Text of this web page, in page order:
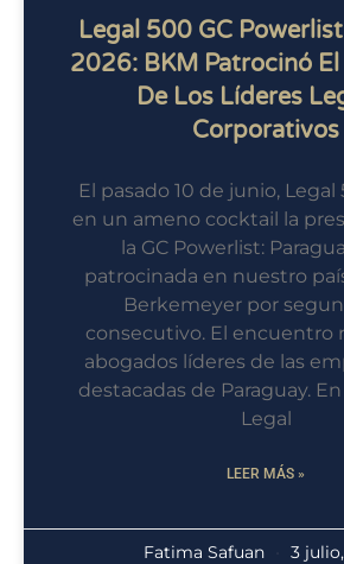
Legal 500 GC
2026: BKM Patrocinó
De Los Líderes
Corporativos
El pasado 10 de junio,
en un ameno cocktail la
la GC Powerlist:
patrocinada en nuestro
Berkemeyer por
consecutivo. El encuentro
abogados líderes de las
destacadas de Paraguay.
Legal
LEER MÁS »
Fatima Safuan 3